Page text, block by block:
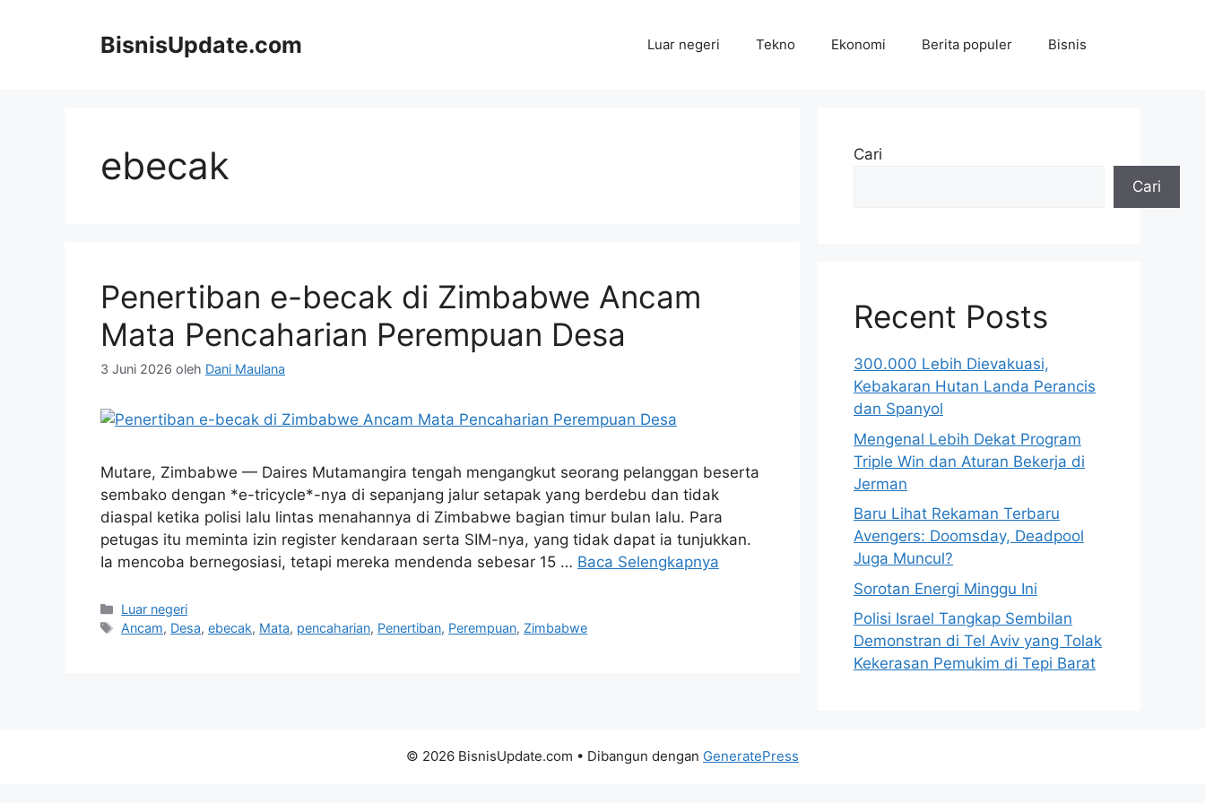
BisnisUpdate.com Luar negeri Tekno Ekonomi Berita populer Bisnis
ebecak
Penertiban e-becak di Zimbabwe Ancam
Mata Pencaharian Perempuan Desa
3 Juni 2026 oleh Dani Maulana
Mutare, Zimbabwe — Daires Mutamangira tengah mengangkut seorang pelanggan beserta
sembako dengan *e-tricycle*-nya di sepanjang jalur setapak yang berdebu dan tidak
diaspal ketika polisi lalu lintas menahannya di Zimbabwe bagian timur bulan lalu. Para
petugas itu meminta izin register kendaraan serta SIM-nya, yang tidak dapat ia tunjukkan.
Ia mencoba bernegosiasi, tetapi mereka mendenda sebesar 15 … Baca Selengkapnya
Kategori
Luar negeri
Tag
Ancam, Desa,ebecak, Mata, pencaharian, Penertiban, Perempuan, Zimbabwe
Cari
Cari
Recent Posts
300.000 Lebih Dievakuasi,
Kebakaran Hutan Landa Perancis
dan Spanyol
Mengenal Lebih Dekat Program
Triple Win dan Aturan Bekerja di
Jerman
Baru Lihat Rekaman Terbaru
Avengers: Doomsday, Deadpool
Juga Muncul?
Sorotan Energi Minggu Ini
Polisi Israel Tangkap Sembilan
Demonstran di Tel Aviv yang Tolak
Kekerasan Pemukim di Tepi Barat
© 2026 BisnisUpdate.com • Dibangun dengan GeneratePress